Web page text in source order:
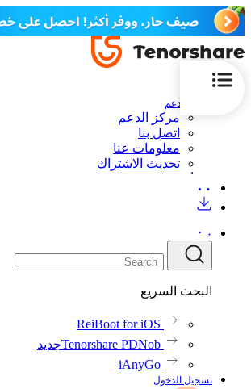
الدعم
مركز الدعم
اتصل بنا
معلومات عنا
تحديث الاشتراك
البحث السريع
ReiBoot for iOS
Tenorshare PDNobجديد
iAnyGo
تسجيل الدخول